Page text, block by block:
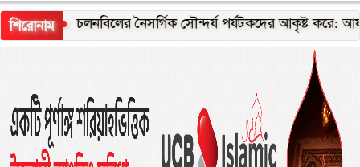
শিরোনাম
চলনবিলের নৈসর্গিক সৌন্দর্য পর্যটকদের আকৃষ্ট করে: আফরোজা